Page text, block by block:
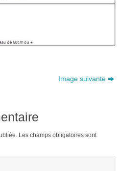
Image suivante
Les champs obligatoires sont